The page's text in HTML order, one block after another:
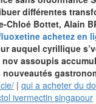
différentes
Bottet, Alain
achetez en
auquel cyrillique
assoupis
nouveautés
| qui a acheter du
ivermectin singapour